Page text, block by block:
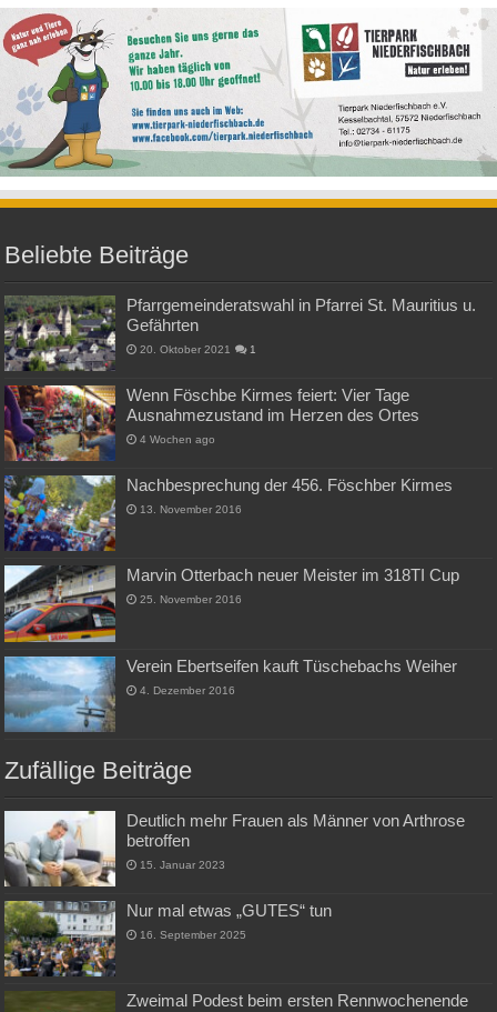
Beliebte Beiträge
Pfarrgemeinderatswahl in Pfarrei St. Mauritius u.
Gefährten
20. Oktober 2021 1
Wenn Föschbe Kirmes feiert: Vier Tage
Ausnahmezustand im Herzen des Ortes
4 Wochen ago
Nachbesprechung der 456. Föschber Kirmes
13. November 2016
Marvin Otterbach neuer Meister im 318TI Cup
25. November 2016
Verein Ebertseifen kauft Tüschebachs Weiher
4. Dezember 2016
Zufällige Beiträge
Deutlich mehr Frauen als Männer von Arthrose
betroffen
15. Januar 2023
Nur mal etwas „GUTES“ tun
16. September 2025
Zweimal Podest beim ersten Rennwochenende